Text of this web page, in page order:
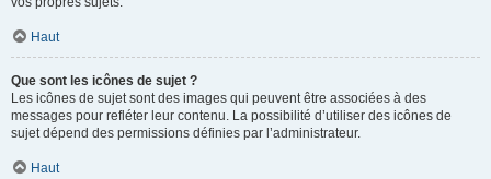
Haut
Que sont les icônes de sujet ?
Les icônes de sujet sont des images qui peuvent être associées à des
messages pour refléter leur contenu. La possibilité d’utiliser des icônes de
sujet dépend des permissions définies par l’administrateur.
Haut